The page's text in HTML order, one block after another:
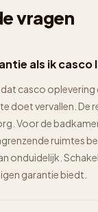
vragen
als ik casco
casco oplevering
doet vervallen. De
Voor de
ruimtes
onduidelijk.
garantie biedt.